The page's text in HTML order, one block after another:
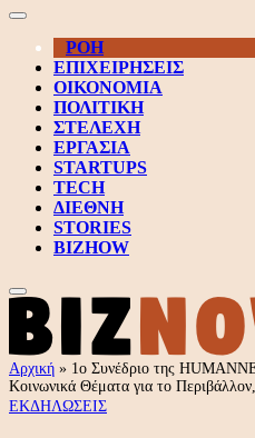
ΡΟΗ
ΕΠΙΧΕΙΡΗΣΕΙΣ
ΟΙΚΟΝΟΜΙΑ
ΠΟΛΙΤΙΚΗ
ΣΤΕΛΕΧΗ
ΕΡΓΑΣΙΑ
STARTUPS
TECH
ΔΙΕΘΝΗ
STORIES
BIZHOW
Αρχική » 1ο Συνέδριο της
Κοινωνικά Θέματα για το
ΕΚΔΗΛΩΣΕΙΣ